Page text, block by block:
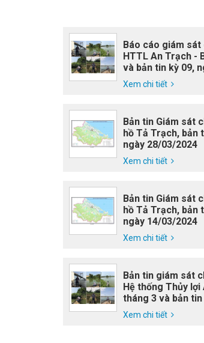
Báo cáo giám
HTTL An Trạch -
và bản tin kỳ 09,
Xem chi tiết
Bản tin Giám sát
hồ Tả Trạch, bản
ngày 28/03/2024
Xem chi tiết
Bản tin Giám sát
hồ Tả Trạch, bản
ngày 14/03/2024
Xem chi tiết
Bản tin giám sát
Hệ thống Thủy
tháng 3 và bản
Xem chi tiết